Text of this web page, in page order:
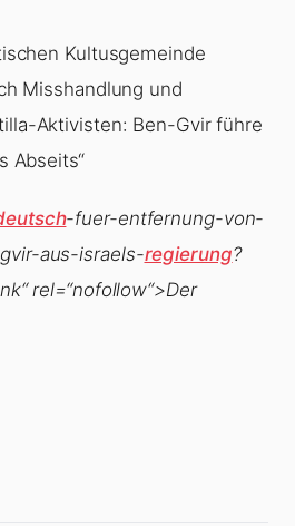
Kultusgemeinde
Misshandlung und
Aktivisten: Ben-Gvir führe
Abseits“
-fuer-entfernung-von-
aus-israels-regierung?
rel=“nofollow“>Der